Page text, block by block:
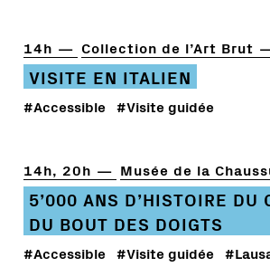
14h Collection de l’Art Brut
VISITE EN ITALIEN
#Accessible #Visite guidée
14h, 20h Musée de la
5’000 ANS D’HISTOIRE DU
DU BOUT DES DOIGTS
#Accessible #Visite guidée